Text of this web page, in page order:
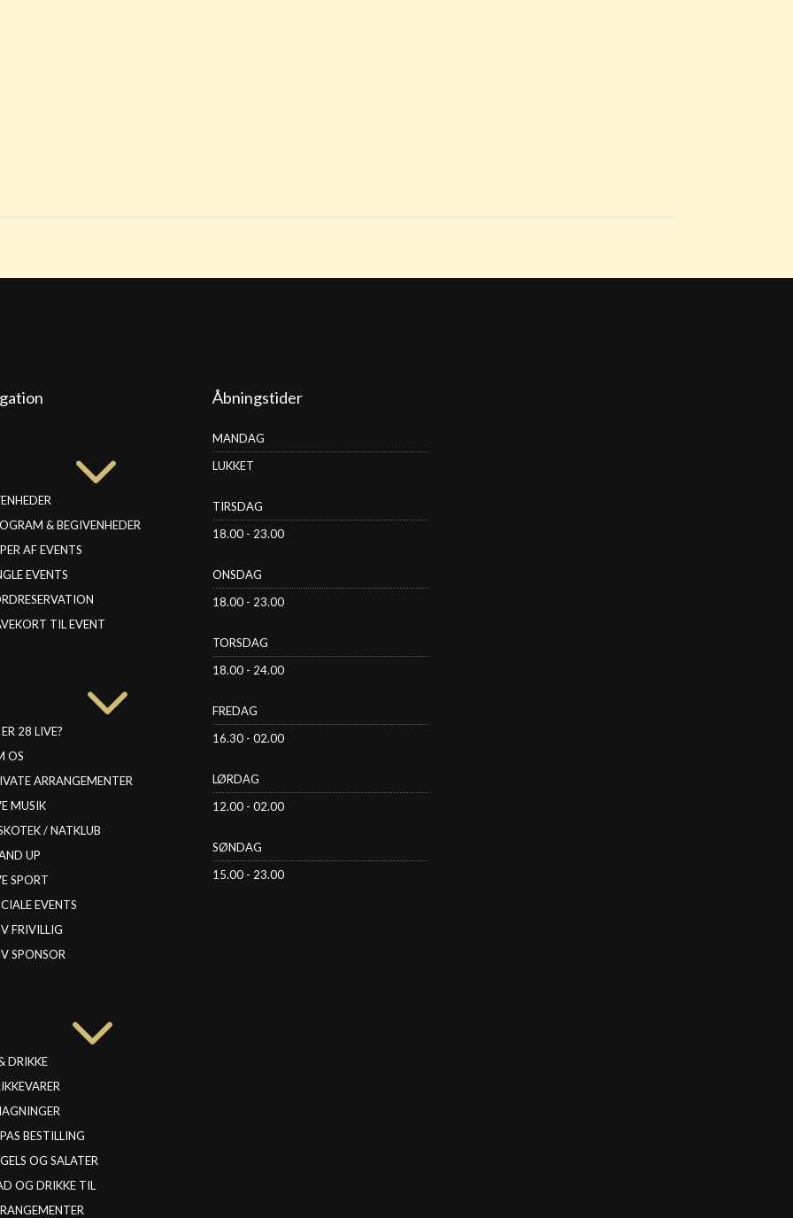
3
& BEGIVENHEDER
AF EVENTS
EVENTS
TIL EVENT
28 LIVE? 3
OS
ARRANGEMENTER
MUSIK
/ NATKLUB
UP
SPORT
EVENTS
FRIVILLIG
SPONSOR
DRIKKE 3
BESTILLING
OG SALATER
OG DRIKKE TIL
Åbningstider
MANDAG
LUKKET
TIRSDAG
18.00 - 23.00
ONSDAG
18.00 - 23.00
TORSDAG
18.00 - 24.00
FREDAG
16.30 - 02.00
LØRDAG
12.00 - 02.00
SØNDAG
15.00 - 23.00